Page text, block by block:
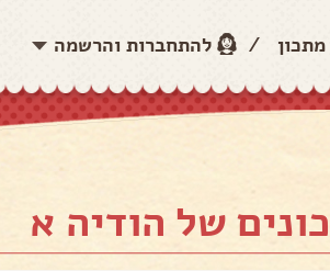
/ להתחברות והרשמה
של הודיה א